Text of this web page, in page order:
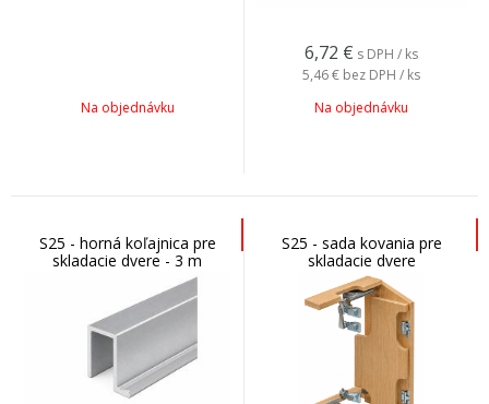
Na objednávku
6,72 € s DPH / ks
5,46 € bez DPH / ks
Na objednávku
S25 - horná koľajnica pre
skladacie dvere - 3 m
S25 - sada kovania pre
skladacie dvere